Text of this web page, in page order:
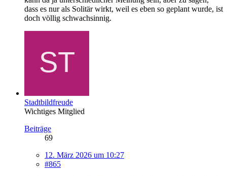
dass es nur als Solitär wirkt, weil es eben so geplant wurde, ist
doch völlig schwachsinnig.
Stadtbildfreude
Wichtiges Mitglied
Beiträge
69
12. März 2026 um 10:27
#865